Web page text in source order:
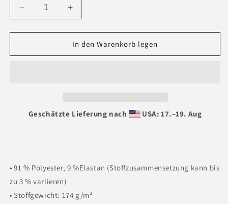
Verringere
die
Menge
Sport-
Erhöhe
die
Menge
für
Sport-
In den Warenkorb legen
Geschätzte Lieferung nach USA: 17.⁠–19. Aug
• 91 % Polyester, 9 %Elastan (Stoffzusammensetzung kann bis
zu 3 % variieren)
• Stoffgewicht: 174 g/m²